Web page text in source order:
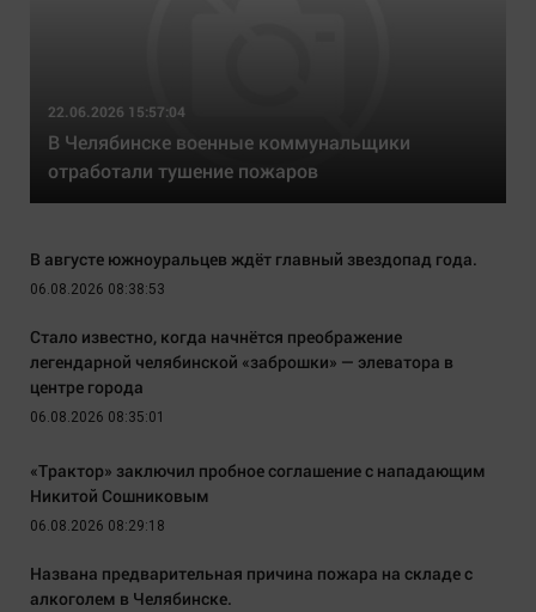
22.06.2026 15:57:04
В Челябинске военные коммунальщики
отработали тушение пожаров
В августе южноуральцев ждёт главный звездопад года.
06.08.2026 08:38:53
Стало известно, когда начнётся преображение
легендарной челябинской «заброшки» — элеватора в
центре города
06.08.2026 08:35:01
«Трактор» заключил пробное соглашение с нападающим
Никитой Сошниковым
06.08.2026 08:29:18
Названа предварительная причина пожара на складе с
алкоголем в Челябинске.